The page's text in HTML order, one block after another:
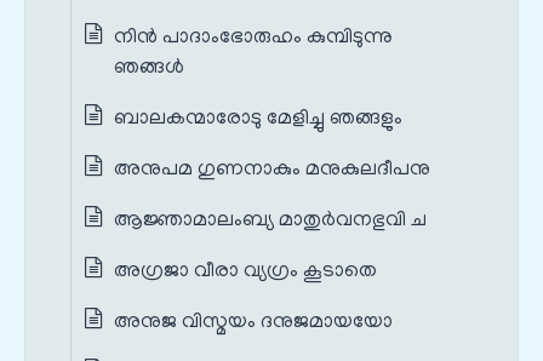
നിന്‍ പാദാംഭോരുഹം കുമ്പിടുന്നു
ഞങ്ങള്‍
ബാലകന്മാരോടു മേളിച്ചു ഞങ്ങളും
അനുപമ ഗുണനാകും മനുകുലദീപനു
ആജ്ഞാമാലംബ്യ മാതുര്‍വനഭുവി ച
അഗ്രജാ വീരാ വ്യഗ്രം കൂടാതെ
അനുജ വിസ്മയം ദനുജമായയോ